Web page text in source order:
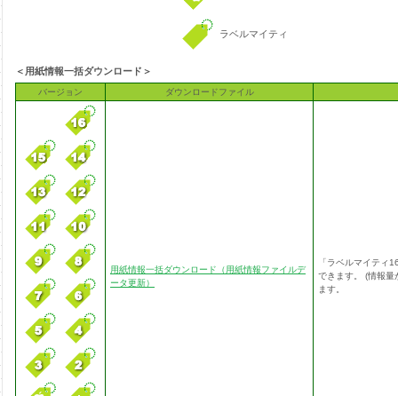
ラベルマイティ
＜用紙情報一括ダウンロード＞
バージョン ダウンロードファイル
用紙情報一括ダウンロード（用紙情報ファイルデ
ータ更新）
「ラベルマイティ
できます。 (情報量
ます。